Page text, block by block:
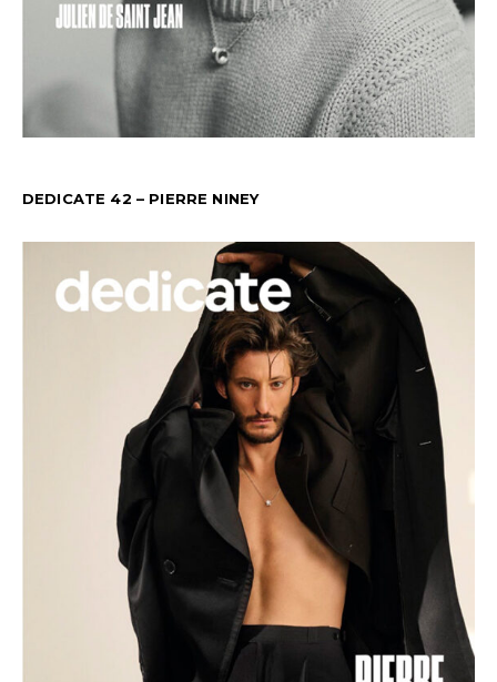
DEDICATE 42 – PIERRE NINEY